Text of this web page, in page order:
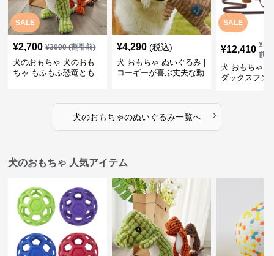
SALE
¥2,700 ¥3000(割引前)
犬のおもちゃ 犬のおも
ちゃ もふもふ恐竜とも
¥4,290 (税込)
犬 おもちゃ ぬいぐるみ |
コーギーが喜ぶ丈夫な動
SALE
¥12,410 ¥
前)
犬 おもちゃ
ダックスフン
犬のおもちゃのぬいぐるみ一覧へ ›
犬のおもちゃ 人気アイテム